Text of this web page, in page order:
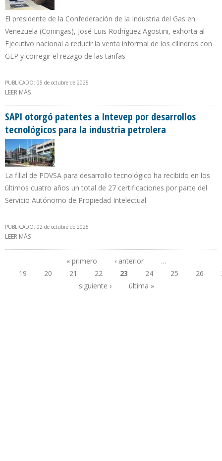
El presidente de la Confederación de la Industria del Gas en
Venezuela (Coningas), José Luis Rodríguez Agostini, exhorta al
Ejecutivo nacional a reducir la venta informal de los cilindros con
GLP y corregir el rezago de las tarifas
PUBLICADO: 05 de octubre de 2025
LEER MÁS
SAPI otorgó patentes a Intevep por desarrollos
tecnológicos para la industria petrolera
La filial de PDVSA para desarrollo tecnológico ha recibido en los
últimos cuatro años un total de 27 certificaciones por parte del
Servicio Autónomo de Propiedad Intelectual
PUBLICADO: 02 de octubre de 2025
LEER MÁS
Páginas
« primero ‹ anterior
…
19
20 21 22 23 24 25 26
siguiente ›
última »